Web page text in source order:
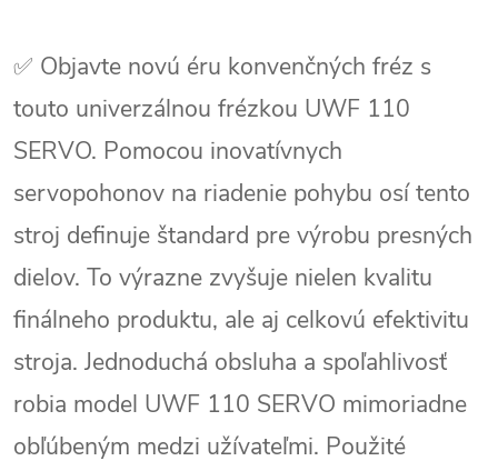
✅ Objavte novú éru konvenčných fréz s
touto univerzálnou frézkou UWF 110
SERVO. Pomocou inovatívnych
servopohonov na riadenie pohybu osí tento
stroj definuje štandard pre výrobu presných
dielov. To výrazne zvyšuje nielen kvalitu
finálneho produktu, ale aj celkovú efektivitu
stroja. Jednoduchá obsluha a spoľahlivosť
robia model UWF 110 SERVO mimoriadne
obľúbeným medzi užívateľmi. Použité